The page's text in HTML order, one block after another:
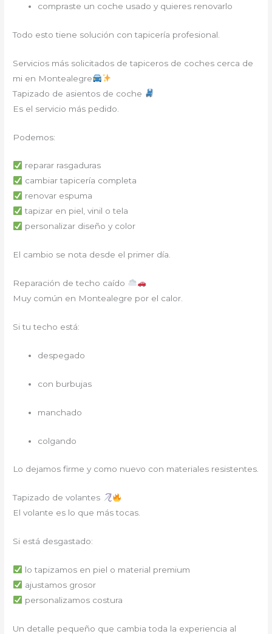
compraste un coche usado y quieres renovarlo
Todo esto tiene solución con tapicería profesional.
Servicios más solicitados de tapiceros de coches cerca de
mi en Montealegre
Tapizado de asientos de coche
Es el servicio más pedido.
Podemos:
reparar rasgaduras
cambiar tapicería completa
renovar espuma
tapizar en piel, vinil o tela
personalizar diseño y color
El cambio se nota desde el primer día.
Reparación de techo caído
Muy común en Montealegre por el calor.
Si tu techo está:
despegado
con burbujas
manchado
colgando
Lo dejamos firme y como nuevo con materiales resistentes.
Tapizado de volantes
El volante es lo que más tocas.
Si está desgastado:
lo tapizamos en piel o material premium
ajustamos grosor
personalizamos costura
Un detalle pequeño que cambia toda la experiencia al